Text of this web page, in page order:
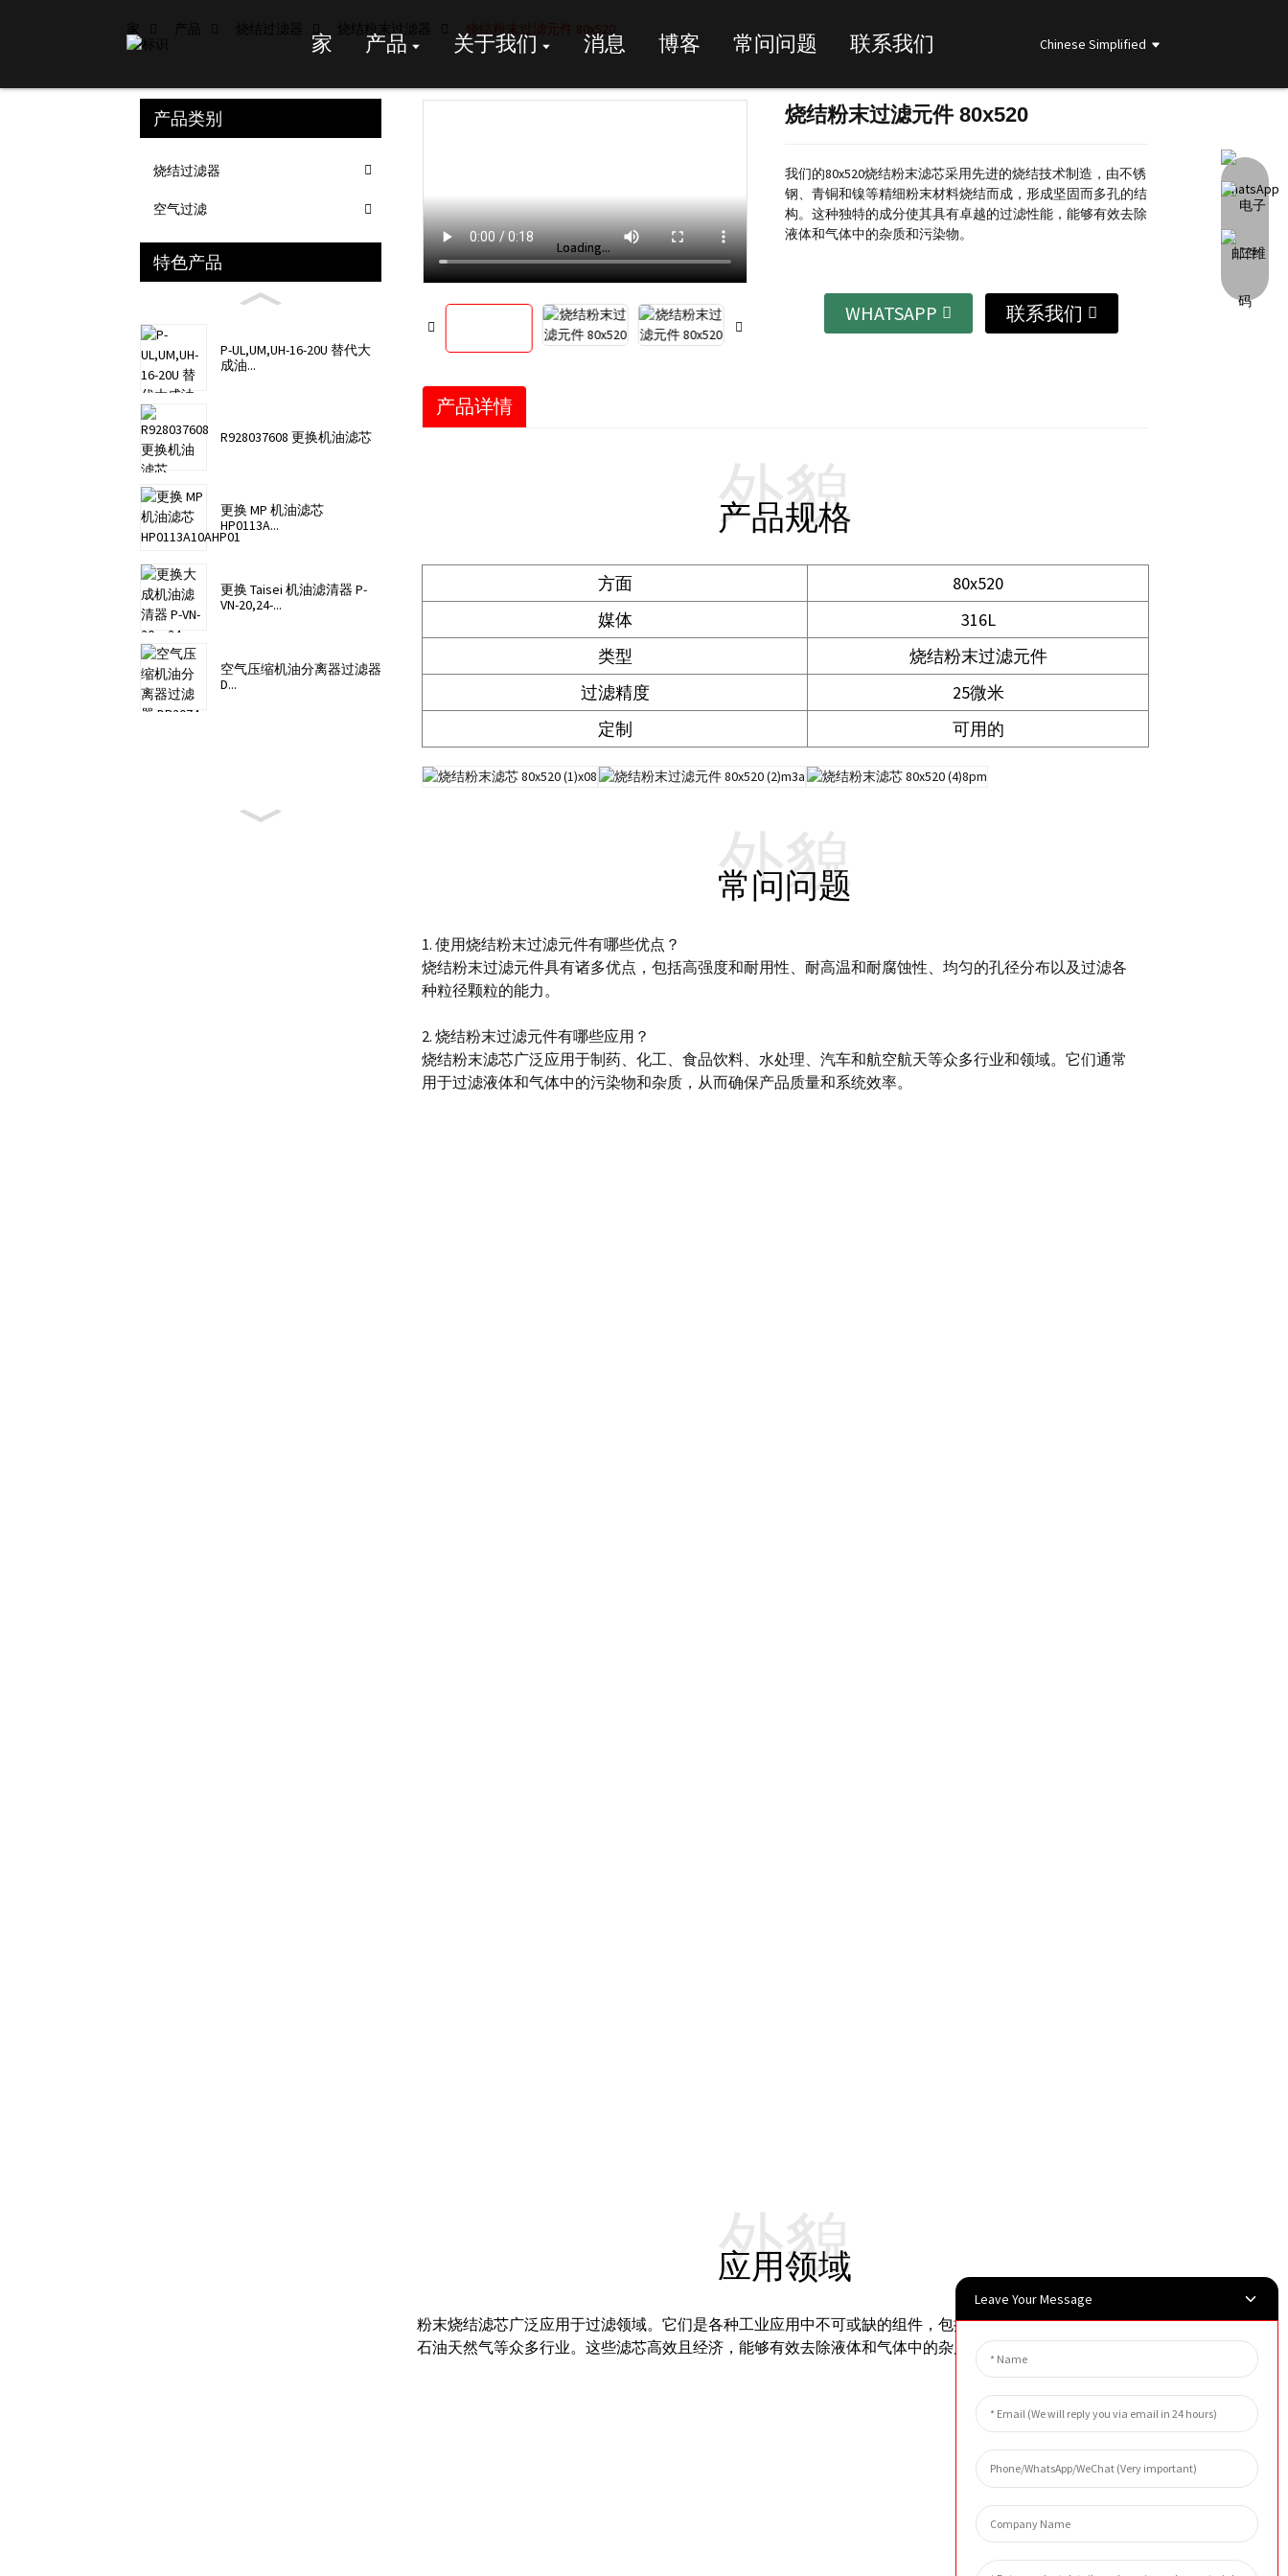
家 产品 关于我们 消息 博客 常问问题 联系我们 Chinese Simplified
家 产品 烧结过滤器 烧结粉末过滤器 烧结粉末过滤元件 80x520
产品类别
烧结过滤器
空气过滤
特色产品
P-UL,UM,UH-16-20U 替代大
成油...
R928037608 更换机油滤芯
更换 MP 机油滤芯
HP0113A...
更换 Taisei 机油滤清器 P-
VN-20,24-...
空气压缩机油分离器过滤器
D...
Loading...
Loading...
Loading...
Loading...
Loading...
Loading...
烧结粉末过滤元件 80x520
我们的80x520烧结粉末滤芯采用先进的烧结技术制造，由不锈
钢、青铜和镍等精细粉末材料烧结而成，形成坚固而多孔的结
构。这种独特的成分使其具有卓越的过滤性能，能够有效去除
液体和气体中的杂质和污染物。
WHATSAPP 联系我们
产品详情
产品规格
外貌
方面
80x520
媒体
316L
类型
烧结粉末过滤元件
过滤精度
25微米
定制
可用的
常问问题
外貌
1. 使用烧结粉末过滤元件有哪些优点？
烧结粉末过滤元件具有诸多优点，包括高强度和耐用性、耐高温和耐腐蚀性、均匀的孔径分布以及过滤各
种粒径颗粒的能力。
2. 烧结粉末过滤元件有哪些应用？
烧结粉末滤芯广泛应用于制药、化工、食品饮料、水处理、汽车和航空航天等众多行业和领域。它们通常
用于过滤液体和气体中的污染物和杂质，从而确保产品质量和系统效率。
应用领域
外貌
粉末烧结滤芯广泛应用于过滤领域。它们是各种工业应用中不可或缺的组件，包括水处理、化工、制药、
石油天然气等众多行业。这些滤芯高效且经济，能够有效去除液体和气体中的杂质和颗粒物。
Leave Your Message